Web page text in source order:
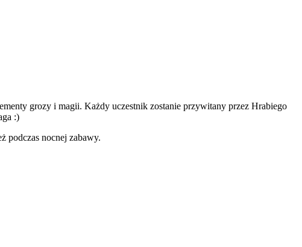
grozy i magii. Każdy uczestnik zostanie przywitany przez Hrabiego
:)
podczas nocnej zabawy.